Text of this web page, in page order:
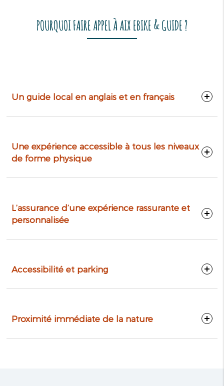
POURQUOI FAIRE APPEL À AIX EBIKE & GUIDE ?
Un guide local en anglais et en français
Une expérience accessible à tous les niveaux
de forme physique
L’assurance d’une expérience rassurante et
personnalisée
Accessibilité et parking
Proximité immédiate de la nature